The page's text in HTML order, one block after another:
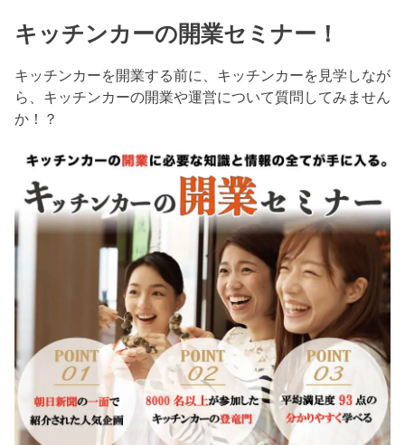
キッチンカーの開業セミナー！
キッチンカーを開業する前に、キッチンカーを見学しなが
ら、キッチンカーの開業や運営について質問してみません
か！？